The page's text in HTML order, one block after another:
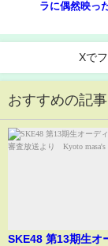
ラに偶然映
Xで
おすすめの記事
SKE48 第13期生オ